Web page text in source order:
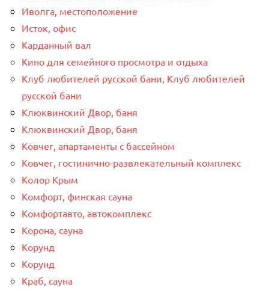
Иволга, местоположение
Исток, офис
Карданный вал
Кино для семейного просмотра и отдыха
Клуб любителей русской бани, Клуб любителей
русской бани
Клюквинский Двор, баня
Клюквинский Двор, баня
Ковчег, апартаменты с бассейном
Ковчег, гостинично-развлекательный комплекс
Колор Крым
Комфорт, финская сауна
Комфортавто, автокомплекс
Корона, сауна
Корунд
Корунд
Краб, сауна